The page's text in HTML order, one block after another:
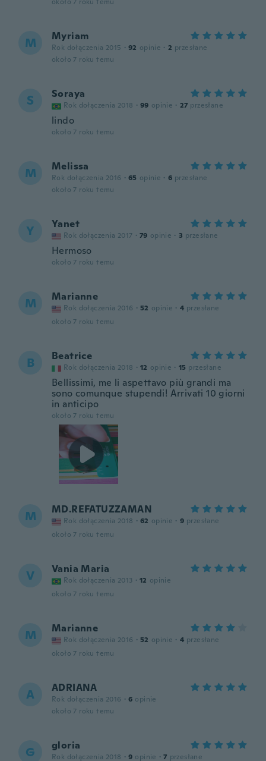
M Myriam
Rok dołączenia 2015 · 92 opinie · 2 przesłane
około 7 roku temu
S Soraya
Rok dołączenia 2018 · 99 opinie · 27 przesłane
lindo
około 7 roku temu
M Melissa
Rok dołączenia 2016 · 65 opinie · 6 przesłane
około 7 roku temu
Y Yanet
Rok dołączenia 2017 · 79 opinie · 3 przesłane
Hermoso
około 7 roku temu
M Marianne
Rok dołączenia 2016 · 52 opinie · 4 przesłane
około 7 roku temu
B Beatrice
Rok dołączenia 2018 · 12 opinie · 15 przesłane
Bellissimi, me li aspettavo più grandi ma
sono comunque stupendi! Arrivati 10 giorni
in anticipo
około 7 roku temu
M MD.REFATUZZAMAN
Rok dołączenia 2018 · 62 opinie · 9 przesłane
około 7 roku temu
V Vania Maria
Rok dołączenia 2013 · 12 opinie
około 7 roku temu
M Marianne
Rok dołączenia 2016 · 52 opinie · 4 przesłane
około 7 roku temu
A ADRIANA
Rok dołączenia 2016 · 6 opinie
około 7 roku temu
G gloria
Rok dołączenia 2018 · 9 opinie · 7 przesłane